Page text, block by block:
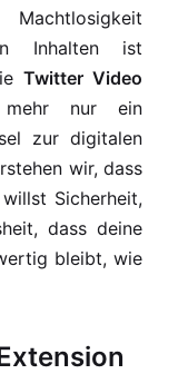
Inhalten ist
Twitter Video
nur ein
zur digitalen
wir, dass
Sicherheit,
dass deine
bleibt, wie